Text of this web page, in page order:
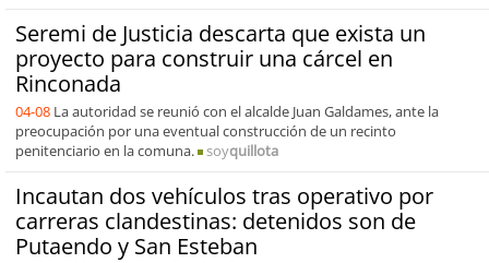
Seremi de Justicia descarta que exista un
proyecto para construir una cárcel en
Rinconada
04-08 La autoridad se reunió con el alcalde Juan Galdames, ante la
preocupación por una eventual construcción de un recinto
penitenciario en la comuna.
soyquillota
Incautan dos vehículos tras operativo por
carreras clandestinas: detenidos son de
Putaendo y San Esteban